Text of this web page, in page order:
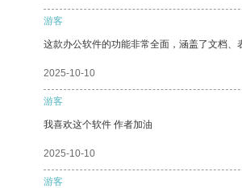
游客
这款办公软件的功能非常全面，涵盖了文档、
2025-10-10
游客
我喜欢这个软件 作者加油
2025-10-10
游客